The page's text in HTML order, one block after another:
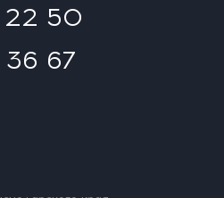
22 50
36 67